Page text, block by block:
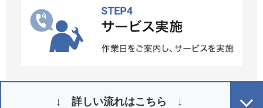
↓ 詳しい流れはこちら ↓